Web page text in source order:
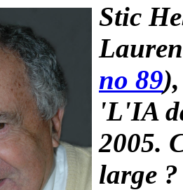
Stic
no 89)
'L'IA
2005.
large ?